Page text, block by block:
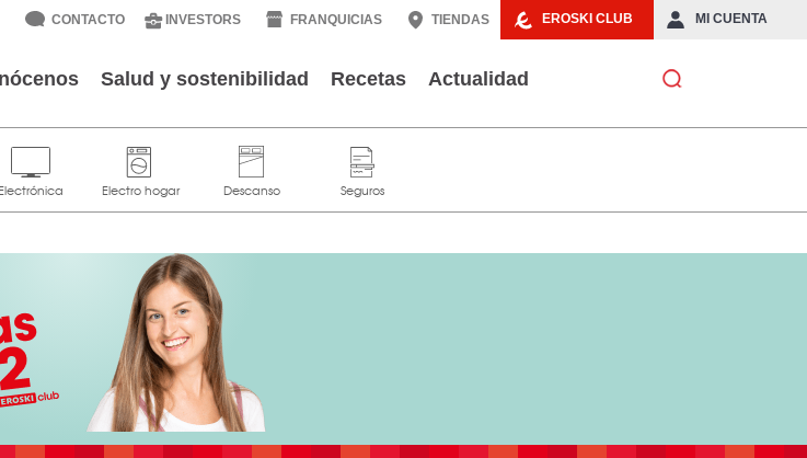
EROSKI CLUB MI CUENTA
CONTACTO INVESTORS FRANQUICIAS TIENDAS
Salud y sostenibilidad Recetas Actualidad